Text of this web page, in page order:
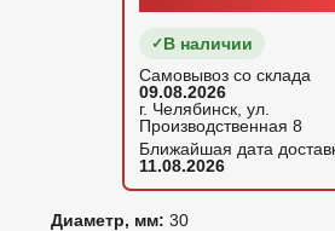
Диаметр, мм: 30
В наличии
Самовывоз со склада
09.08.2026
г. Челябинск, ул.
Производственная 8
Ближайшая дата
11.08.2026